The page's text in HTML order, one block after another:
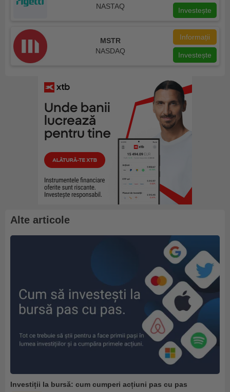
NASTAQ Investește
MSTR
NASDAQ
Informații
Investește
Alte articole
Investiții la bursă: cum cumperi acțiuni pas cu pas